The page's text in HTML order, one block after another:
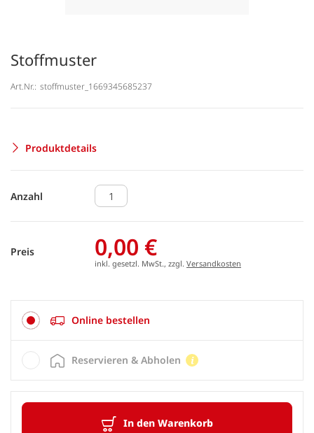
Stoffmuster
Art.Nr.: stoffmuster_1669345685237
Produktdetails
Anzahl
Preis 0,00 €
inkl. gesetzl. MwSt., zzgl. Versandkosten
Online bestellen
In den Warenkorb
Reservieren & Abholen